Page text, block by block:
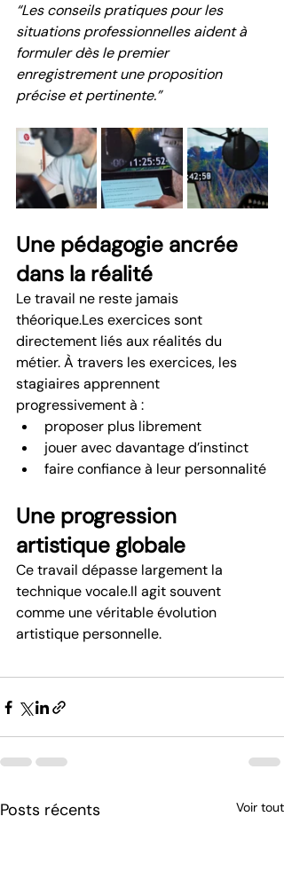
“Les conseils pratiques pour les
situations professionnelles aident à
formuler dès le premier
enregistrement une proposition
précise et pertinente.”
Une pédagogie ancrée
dans la réalité
Le travail ne reste jamais
théorique.Les exercices sont
directement liés aux réalités du
métier. À travers les exercices, les
stagiaires apprennent
progressivement à :
proposer plus librement
jouer avec davantage d’instinct
faire confiance à leur personnalité
Une progression
artistique globale
Ce travail dépasse largement la
technique vocale.Il agit souvent
comme une véritable évolution
artistique personnelle.
Posts récents Voir tout